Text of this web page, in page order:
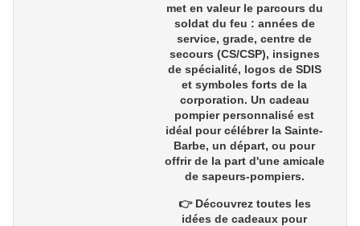
met en valeur le parcours du
soldat du feu : années de
service, grade, centre de
secours (CS/CSP), insignes
de spécialité, logos de SDIS
et symboles forts de la
corporation. Un cadeau
pompier personnalisé est
idéal pour célébrer la Sainte-
Barbe, un départ, ou pour
offrir de la part d'une amicale
de sapeurs-pompiers.
👉 Découvrez toutes les
idées de cadeaux pour